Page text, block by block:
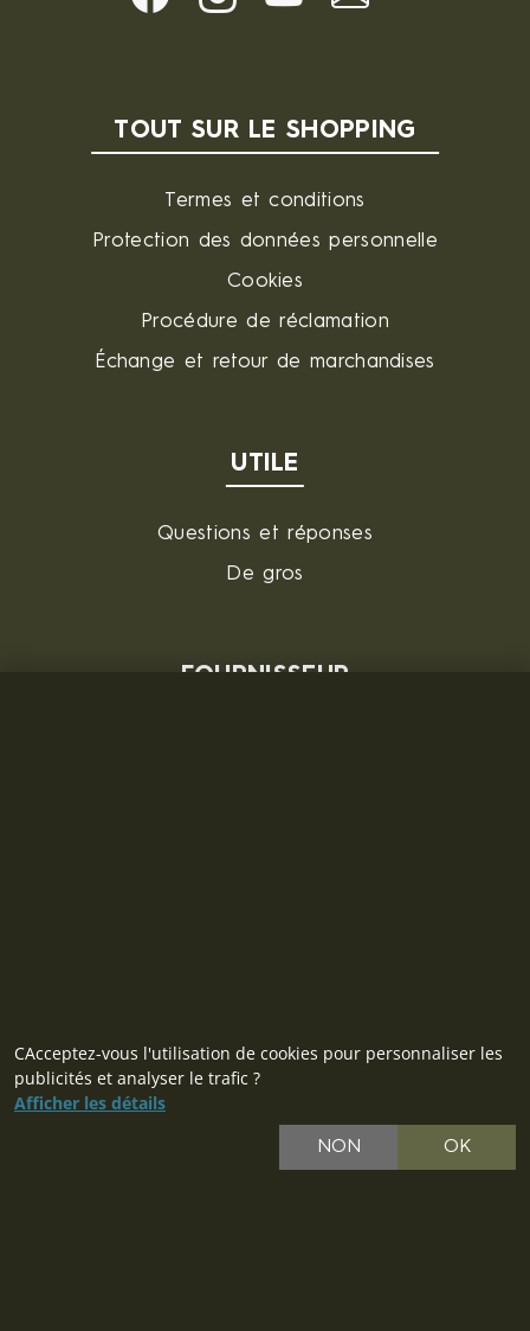
CAcceptez-vous l'utilisation de cookies pour personnaliser les
publicités et analyser le trafic ?
Afficher les détails
NON OK
TOUT SUR LE SHOPPING
Termes et conditions
Protection des données personnelle
Cookies
Procédure de réclamation
Échange et retour de marchandises
UTILE
Questions et réponses
De gros
FOURNISSEUR